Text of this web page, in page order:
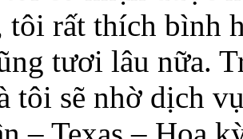
tôi rất thích bình
tươi lâu nữa.
tôi sẽ nhờ dịch